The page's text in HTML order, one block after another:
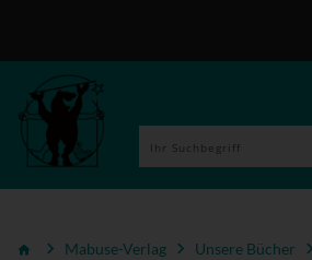
Mabuse-Verlag Unsere Bücher